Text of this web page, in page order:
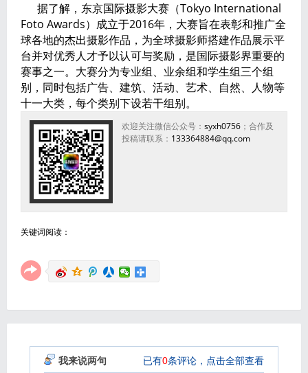
据了解，东京国际摄影大赛（Tokyo International
Foto Awards）成立于2016年，大赛旨在表彰和推广全
球各地的杰出摄影作品，为全球摄影师搭建作品展示平
台并对优秀人才予以认可与奖励，是国际摄影界重要的
赛事之一。大赛分为专业组、业余组和学生组三个组
别，同时包括广告、建筑、活动、艺术、自然、人物等
十一大类，每个类别下设若干组别。
欢迎关注微信公众号： syxh0756；合作及
投稿请联系： 133364884@qq.com
关键词阅读：